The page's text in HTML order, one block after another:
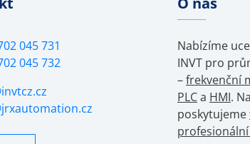
045 731
045 732
Nabízíme
INVT pro
–frekvenční
PLCa HMI.
poskytujeme